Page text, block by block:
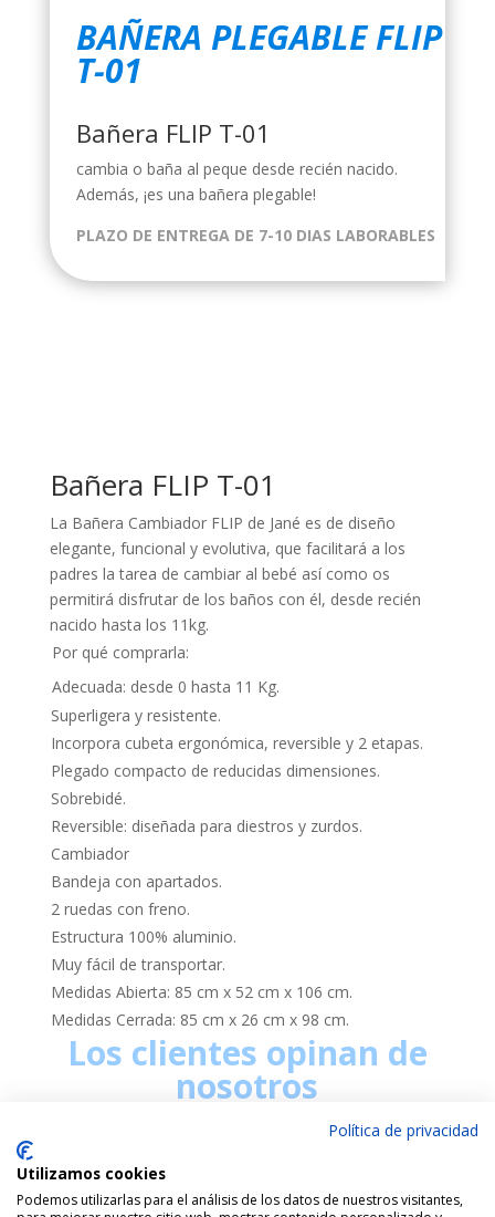
BAÑERA PLEGABLE FLIP
T-01
Bañera FLIP T-01
cambia o baña al peque desde recién nacido.
Además, ¡es una bañera plegable!
PLAZO DE ENTREGA DE 7-10 DIAS LABORABLES
Bañera FLIP T-01
La Bañera Cambiador FLIP de Jané es de diseño
elegante, funcional y evolutiva, que facilitará a los
padres la tarea de cambiar al bebé así como os
permitirá disfrutar de los baños con él, desde recién
nacido hasta los 11kg.
Por qué comprarla:
Adecuada: desde 0 hasta 11 Kg.
Superligera y resistente.
Incorpora cubeta ergonómica, reversible y 2 etapas.
Plegado compacto de reducidas dimensiones.
Sobrebidé.
Reversible: diseñada para diestros y zurdos.
Cambiador
Bandeja con apartados.
2 ruedas con freno.
Estructura 100% aluminio.
Muy fácil de transportar.
Medidas Abierta: 85 cm x 52 cm x 106 cm.
Medidas Cerrada: 85 cm x 26 cm x 98 cm.
Los clientes opinan de
nosotros
Política de privacidad
Utilizamos cookies
Podemos utilizarlas para el análisis de los datos de nuestros visitantes,